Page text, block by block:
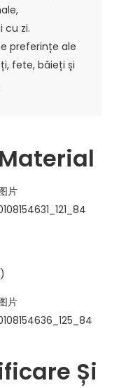
cu zi.
preferințe ale
fete, băieți și
Și